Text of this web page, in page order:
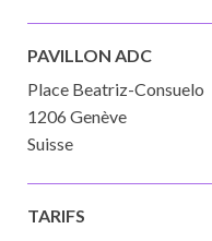
PAVILLON ADC
Place Beatriz-Consuelo
1206 Genève
Suisse
TARIFS